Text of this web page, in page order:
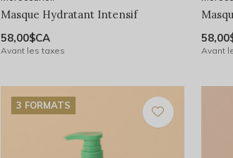
Masque Hydratant Intensif
58,00$CA
Avant les taxes Avant
3 FORMATS